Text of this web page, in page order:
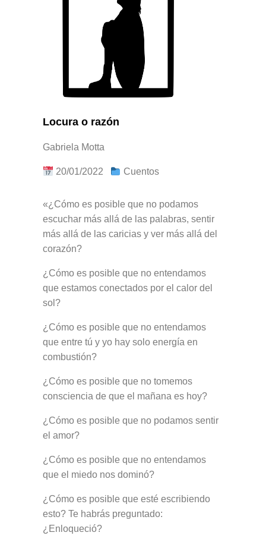
Locura o razón
Gabriela Motta
20/01/2022 Cuentos
«¿Cómo es posible que no podamos
escuchar más allá de las palabras, sentir
más allá de las caricias y ver más allá del
corazón?
¿Cómo es posible que no entendamos
que estamos conectados por el calor del
sol?
¿Cómo es posible que no entendamos
que entre tú y yo hay solo energía en
combustión?
¿Cómo es posible que no tomemos
consciencia de que el mañana es hoy?
¿Cómo es posible que no podamos sentir
el amor?
¿Cómo es posible que no entendamos
que el miedo nos dominó?
¿Cómo es posible que esté escribiendo
esto? Te habrás preguntado:
¿Enloqueció?